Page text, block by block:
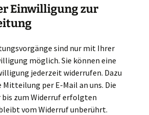
Einwilligung zur
sind nur mit Ihrer
möglich. Sie können eine
jederzeit widerrufen. Dazu
per E-Mail an uns. Die
zum Widerruf erfolgten
vom Widerruf unberührt.